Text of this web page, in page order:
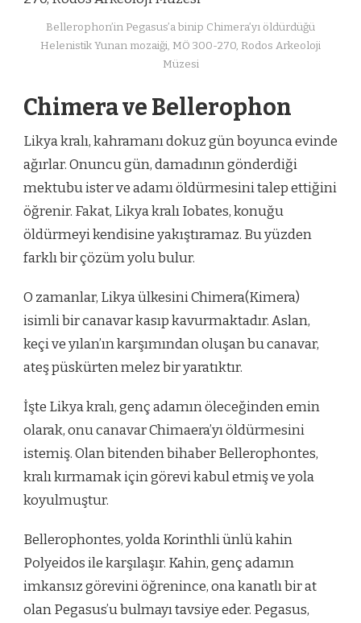
Bellerophon’in Pegasus’a binip Chimera’yı öldürdüğü
Helenistik Yunan mozaiği, MÖ 300-270, Rodos Arkeoloji
Müzesi
Chimera ve Bellerophon
Likya kralı, kahramanı dokuz gün boyunca evinde
ağırlar. Onuncu gün, damadının gönderdiği
mektubu ister ve adamı öldürmesini talep ettiğini
öğrenir. Fakat, Likya kralı Iobates, konuğu
öldürmeyi kendisine yakıştıramaz. Bu yüzden
farklı bir çözüm yolu bulur.
O zamanlar, Likya ülkesini Chimera(Kimera)
isimli bir canavar kasıp kavurmaktadır. Aslan,
keçi ve yılan’ın karşımından oluşan bu canavar,
ateş püskürten melez bir yaratıktır.
İşte Likya kralı, genç adamın öleceğinden emin
olarak, onu canavar Chimaera’yı öldürmesini
istemiş. Olan bitenden bihaber Bellerophontes,
kralı kırmamak için görevi kabul etmiş ve yola
koyulmuştur.
Bellerophontes, yolda Korinthli ünlü kahin
Polyeidos ile karşılaşır. Kahin, genç adamın
imkansız görevini öğrenince, ona kanatlı bir at
olan Pegasus’u bulmayı tavsiye eder. Pegasus,